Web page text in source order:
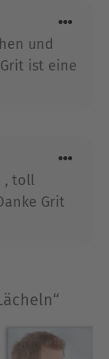
zurück.«
Sie
sie an der
Paar«.
in
und
ist eine
, toll
Grit